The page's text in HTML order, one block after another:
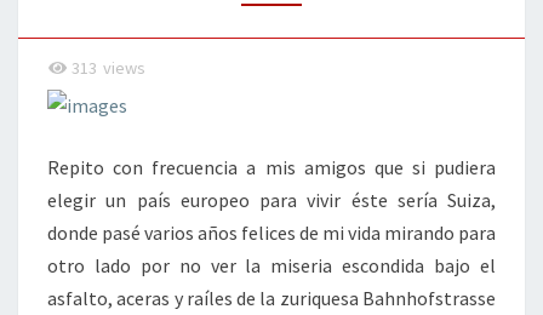
313 views
Repito con frecuencia a mis amigos que si pudiera
elegir un país europeo para vivir éste sería Suiza,
donde pasé varios años felices de mi vida mirando para
otro lado por no ver la miseria escondida bajo el
asfalto, aceras y raíles de la zuriquesa Bahnhofstrasse